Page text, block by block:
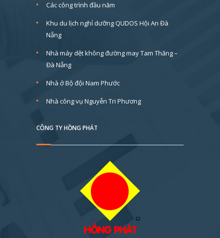
Các công trình đầu năm
Khu du lịch nghỉ dưỡng QUDOS Hội An Đà
Nẵng
Nhà máy dệt không đường may Tam Thăng –
Đà Nẵng
Nhà ở Bộ đội Nam Phước
Nhà công vụ Nguyễn Tri Phương
CÔNG TY HỒNG PHÁT